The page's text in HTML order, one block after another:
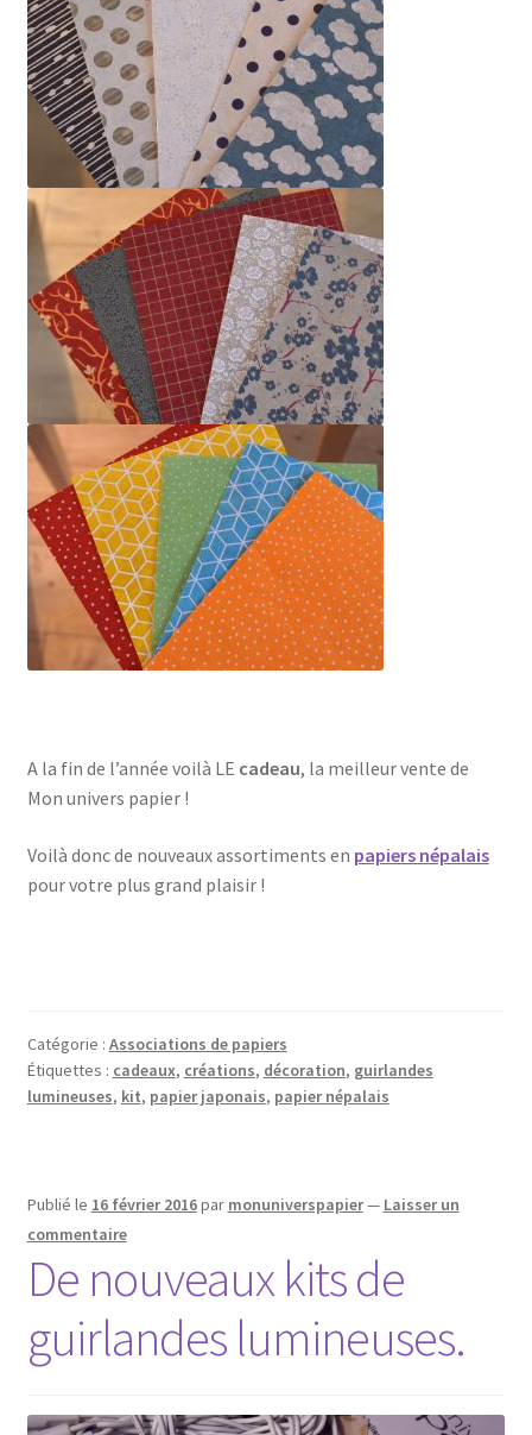
A la fin de l’année voilà LE cadeau, la meilleur vente de
Mon univers papier !
Voilà donc de nouveaux assortiments en papiers népalais
pour votre plus grand plaisir !
Catégorie : Associations de papiers
Étiquettes : cadeaux, créations, décoration, guirlandes
lumineuses, kit, papier japonais, papier népalais
Publié le 16 février 2016par monuniverspapier— Laisser un
commentaire
De nouveaux kits de
guirlandes lumineuses.